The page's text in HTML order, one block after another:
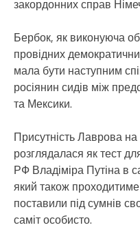
закордонних справ
Бербок, як виконуюча
провідних
мала бути наступним
росіянин сидів між
та Мексики.
Присутність Лаврова на
розглядалася як тест
РФ Владіміра Путіна в
який також
поставили під сумнів
саміт особисто.